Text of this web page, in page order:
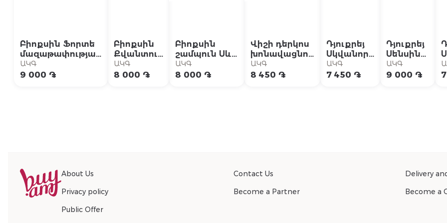
Բիոքսին Ֆորտե
մազաթափության
շամպուն 3*300մլ
ԱԿԳ
9 000 ֏
Բիոքսին
Քվանտում
շամպուն
մազաթ․
ԱԿԳ
8 000 ֏
Բիոքսին
շամպուն Սև
սխտորի
էքստրակտով
ԱԿԳ
8 000 ֏
Վիշի դերկոս
խոնավացնող
կոնդիցիոներ
թեփի դեմ
ԱԿԳ
8 450 ֏
Դյուքրեյ
Սկվանորմ
շամպուն
յուղոտ
ԱԿԳ
7 450 ֏
Դյուքրեյ
Սենսինոլ
շամպուն
400մլ
ԱԿԳ
9 000 ֏
About Us Contact Us
Delivery
Privacy policy
Become a Partner
Become a
Public Offer